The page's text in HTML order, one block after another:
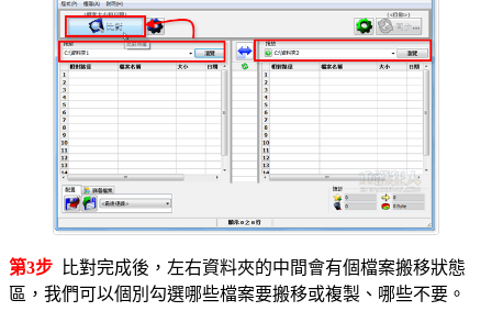
第3步 比對完成後，左右資料夾的中間會有個檔案搬移狀態
區，我們可以個別勾選哪些檔案要搬移或複製、哪些不要。